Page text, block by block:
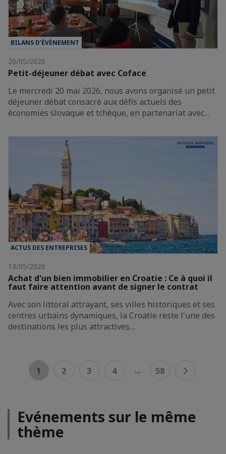
BILANS D’ÉVÈNEMENT
20/05/2026
Petit-déjeuner débat avec Coface
Le mercredi 20 mai 2026, nous avons organisé un petit
déjeuner débat consacré aux défis actuels des
économies slovaque et tchèque, en partenariat avec…
ACTUS DES ENTREPRISES
13/05/2026
Achat d'un bien immobilier en Croatie : Ce à quoi il
faut faire attention avant de signer le contrat
Avec son littoral attrayant, ses villes historiques et ses
centres urbains dynamiques, la Croatie reste l'une des
destinations les plus attractives…
1 2 3 4 ... 58
Evénements sur le même
thème